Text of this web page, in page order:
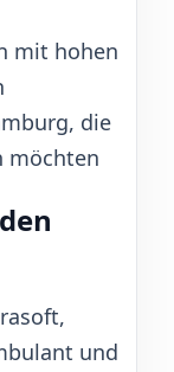
mit hohen
die
möchten
und